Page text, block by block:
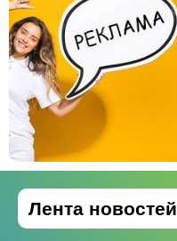
Лента новостей